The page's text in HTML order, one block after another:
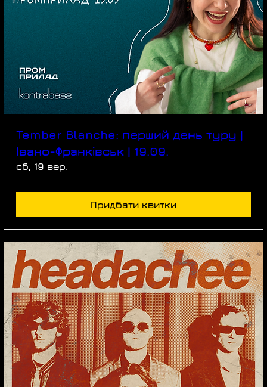
Tember Blanche: перший день туру |
Івано-Франківськ | 19.09.
сб, 19 вер.
Придбати квитки